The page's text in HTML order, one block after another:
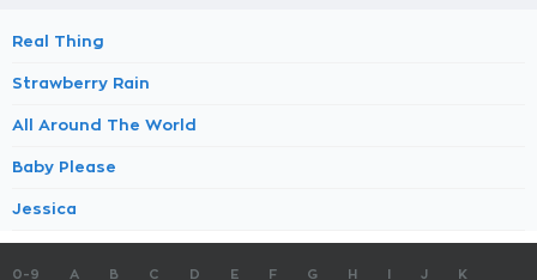
Real Thing
Strawberry Rain
All Around The World
Baby Please
Jessica
0-9 A B C D E F G H J K